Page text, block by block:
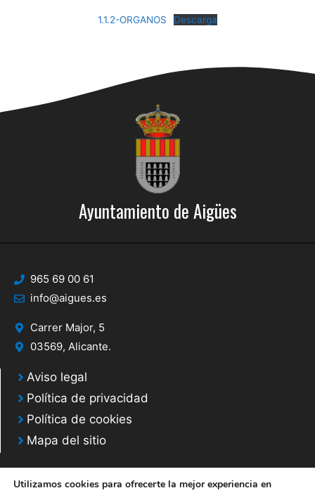
1.1.2-ORGANOS Descarga
Ayuntamiento de Aigües
965 69 00 61
info@aigues.es
Carrer Major, 5
03569, Alicante.
Aviso legal
Política de privacidad
Política de cookies
Mapa del sitio
Utilizamos cookies para ofrecerte la mejor experiencia en